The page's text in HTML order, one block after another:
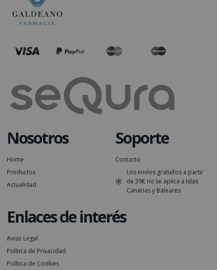
Nosotros
Home
Productos
Actualidad
Soporte
Contacto
Los envíos gratuitos a partir
de 39€ no se aplica a Islas
Canarias y Baleares
Enlaces de interés
Aviso Legal
Política de Privacidad
Política de Cookies